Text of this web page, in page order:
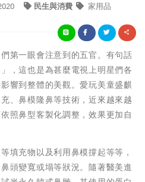
民生與消費 家用品
第一眼會注意到的五官。有句話
，這也是為甚麼電視上明星們各
響到整體的美觀。愛玩美童盛麒
、鼻模隆鼻等技術，近來越來越
照鼻型客製化調整，效果更加自
填充物以及利用鼻模撐起等等，
頭變寬或塌等狀況。隨著醫美進